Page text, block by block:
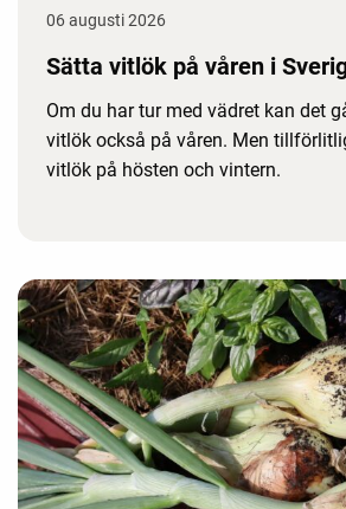
06 augusti 2026
Sätta vitlök på våren i
Om du har tur med vädret kan det
vitlök också på våren. Men
vitlök på hösten och vintern.